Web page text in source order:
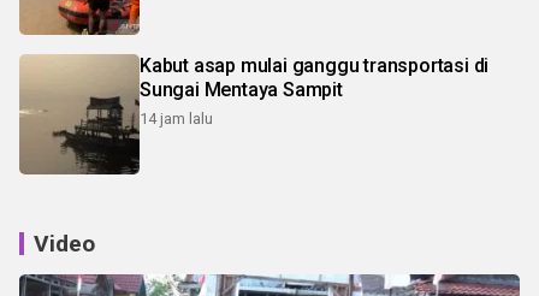
Kabut asap mulai ganggu transportasi di
Sungai Mentaya Sampit
14 jam lalu
Video